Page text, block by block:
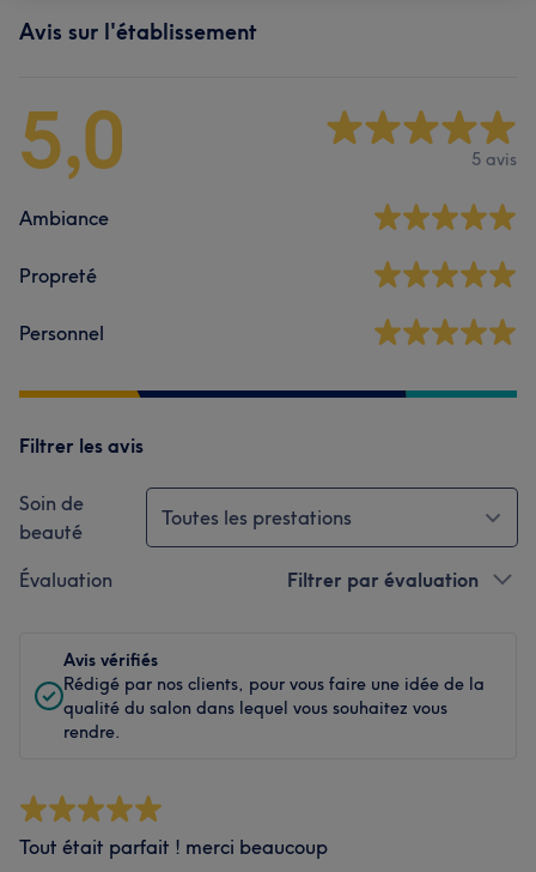
Avis sur l'établissement
5,0 5 avis
Ambiance
Propreté
Personnel
Filtrer les avis
Soin de
beauté
Toutes les prestations
Évaluation Filtrer par évaluation
Avis vérifiés
Rédigé par nos clients, pour vous faire une idée de la
qualité du salon dans lequel vous souhaitez vous
rendre.
Tout était parfait ! merci beaucoup